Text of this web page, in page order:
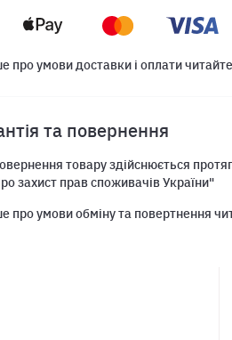
про умови доставки і оплати читайте
та повернення
товару здійснюється
захист прав споживачів України"
про умови обміну та повертнення